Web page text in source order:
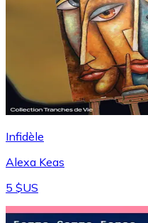
Infidèle
Alexa Keas
5 $US